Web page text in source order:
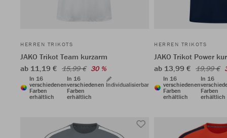
HERREN TRIKOTS
JAKO Trikot Team kurzarm
ab 11,19 € 15,99 € 30 %
In 16
verschiedenen
Farben
erhältlich
In 16
verschiedenen
Farben
erhältlich
Individualisierbar
HERREN TRIKOTS
JAKO Trikot Power
ab 13,99 € 19,99 €
In 16
verschiedenen
Farben
erhältlich
In 16
Farben
erhältlich